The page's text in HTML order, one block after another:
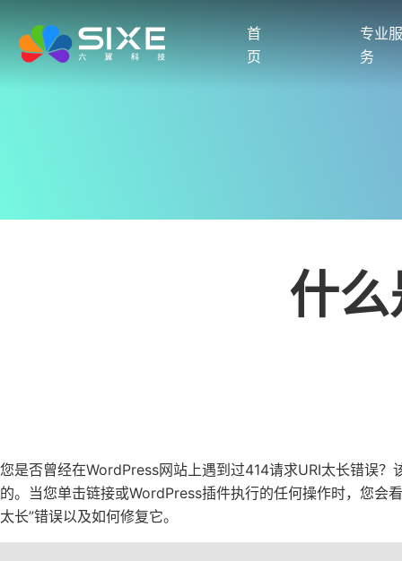
首
页
专业
务
什
您是否曾经在WordPress网站上遇到过414请求URI太长错误
的。当您单击链接或WordPress插件执行的任何操作时，您会
太长”错误以及如何修复它。